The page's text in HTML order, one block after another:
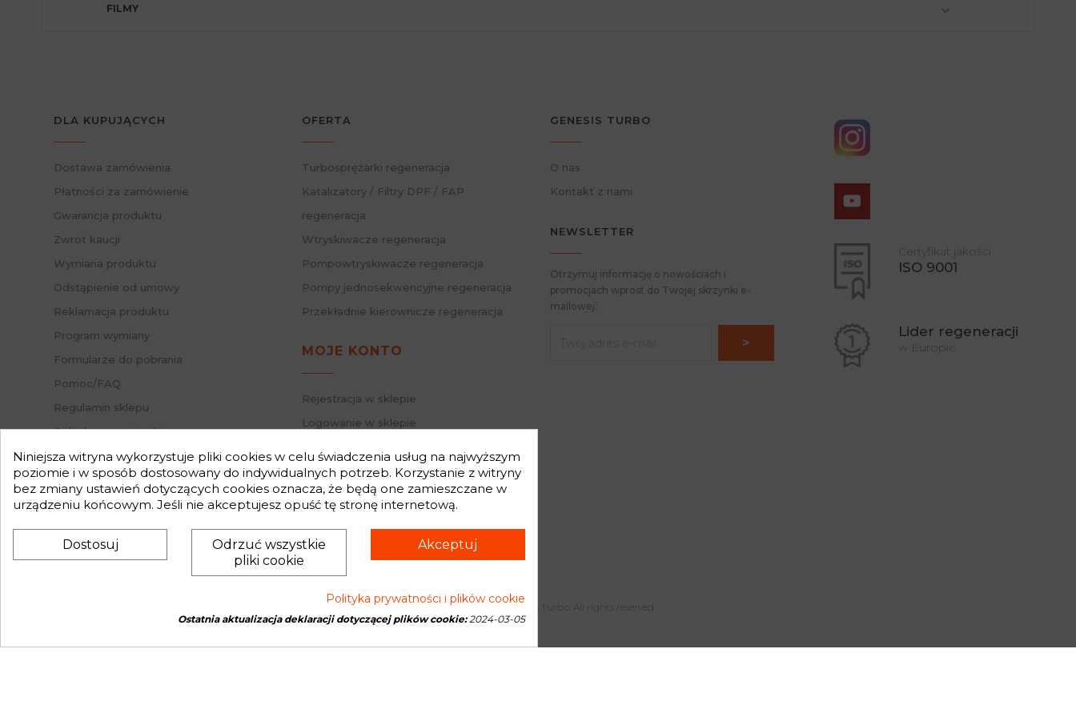
FILMY
DLA KUPUJĄCYCH
Dostawa zamówienia
Płatności za zamówienie
Gwarancja produktu
Zwrot kaucji
Wymiana produktu
Odstąpienie od umowy
Reklamacja produktu
Program wymiany
Formularze do pobrania
Pomoc/FAQ
Regulamin sklepu
Polityka prywatności
Mapa strony
Nasz Blog
Słownik pojęć
Zwroty
OFERTA
Turbosprężarki regeneracja
Katalizatory / Filtry DPF / FAP
regeneracja
Wtryskiwacze regeneracja
Pompowtryskiwacze regeneracja
Pompy jednosekwencyjne regeneracja
Przekładnie kierownicze regeneracja
MOJE KONTO
Rejestracja w sklepie
Logowanie w sklepie
Status zamówienia
GENESIS TURBO
O nas
Kontakt z nami
NEWSLETTER
Otrzymuj informację o nowościach i
promocjach wprost do Twojej skrzynki e-
mailowej:
Certyfikat jakości
ISO 9001
Lider regeneracji
w Europie
Copyright © 2026 Genesis Turbo. All rights reserved
Niniejsza witryna wykorzystuje pliki cookies w celu świadczenia usług na najwyższym
poziomie i w sposób dostosowany do indywidualnych potrzeb. Korzystanie z witryny
bez zmiany ustawień dotyczących cookies oznacza, że będą one zamieszczane w
urządzeniu końcowym. Jeśli nie akceptujesz opuść tę stronę internetową.
Akceptuj
Odrzuć wszystkie
pliki cookie
Dostosuj
Polityka prywatności i plików cookie
Ostatnia aktualizacja deklaracji dotyczącej plików cookie:2024-03-05